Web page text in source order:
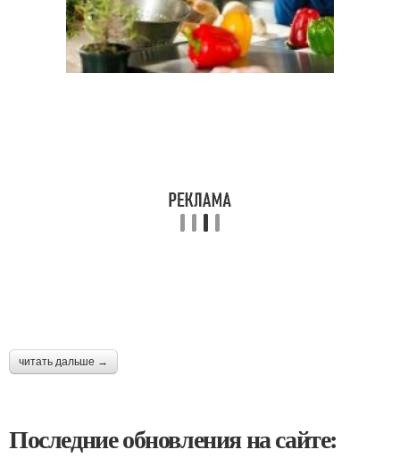
читать дальше →
Последние обновления на сайте: